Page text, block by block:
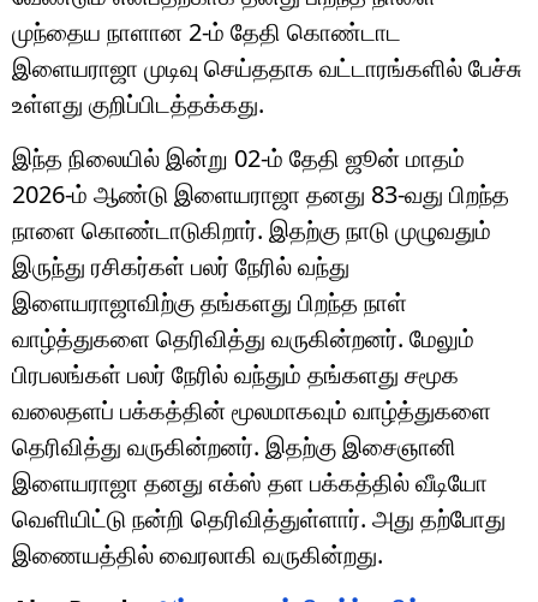
முந்தைய நாளான 2-ம் தேதி கொண்டாட
இளையராஜா முடிவு செய்ததாக வட்டாரங்களில் பேச்சு
உள்ளது குறிப்பிடத்தக்கது.
இந்த நிலையில் இன்று 02-ம் தேதி ஜூன் மாதம்
2026-ம் ஆண்டு இளையராஜா தனது 83-வது பிறந்த
நாளை கொண்டாடுகிறார். இதற்கு நாடு முழுவதும்
இருந்து ரசிகர்கள் பலர் நேரில் வந்து
இளையராஜாவிற்கு தங்களது பிறந்த நாள்
வாழ்த்துகளை தெரிவித்து வருகின்றனர். மேலும்
பிரபலங்கள் பலர் நேரில் வந்தும் தங்களது சமூக
வலைதளப் பக்கத்தின் மூலமாகவும் வாழ்த்துகளை
தெரிவித்து வருகின்றனர். இதற்கு இசைஞானி
இளையராஜா தனது எக்ஸ் தள பக்கத்தில் வீடியோ
வெளியிட்டு நன்றி தெரிவித்துள்ளார். அது தற்போது
இணையத்தில் வைரலாகி வருகின்றது.